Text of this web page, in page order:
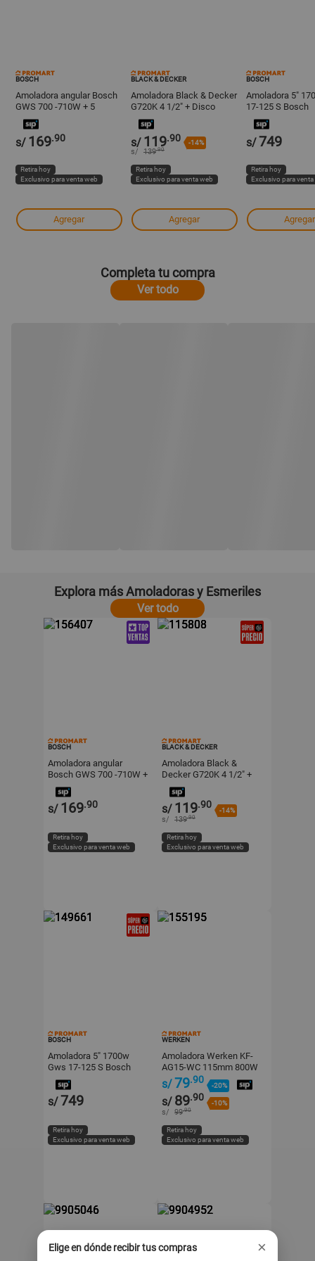
BOSCH
Amoladora angular Bosch
GWS 700 -710W + 5
discos
s/ 169.90
Retira hoy
Exclusivo para venta web
Agregar
BLACK & DECKER
Amoladora Black & Decker
G720K 4 1/2" + Disco
s/ 119.90 -14%
s/ 139.90
Retira hoy
Exclusivo para venta web
Agregar
BOSCH
Amoladora 5"
17-125 S Bosch
s/749
Retira hoy
Exclusivo para
Agregar
Completa tu compra
Ver todo
Explora más Amoladoras y Esmeriles
Ver todo
BOSCH
Amoladora angular
Bosch GWS 700 -710W +
5 discos
s/ 169.90
Retira hoy
Exclusivo para venta web
BLACK & DECKER
Amoladora Black &
Decker G720K 4 1/2" +
Disco
s/ 119.90
-14%
s/ 139.90
Retira hoy
Exclusivo para venta web
BOSCH
Amoladora 5" 1700w
Gws 17-125 S Bosch
s/749
Retira hoy
Exclusivo para venta web
WERKEN
Amoladora Werken KF-
AG15-WC 115mm 800W
+ 5 Discos
s/79.90
-20%
s/ 89.90
-10%
s/ 99.90
Retira hoy
Exclusivo para venta web
Elige en dónde recibir tus compras ×